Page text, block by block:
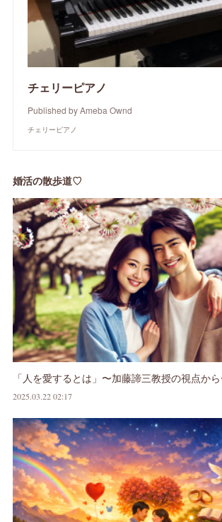
チェリーピアノ
Published by Ameba Ownd
チェリーピアノ
婚活の散歩道♡
「人を愛するとは」〜加藤諦三教授の視点か
2025.03.22 02:17